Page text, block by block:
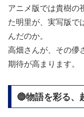
アニメ版では貴樹の
た明里が、実写版で
んだのか。
高畑さんが、その儚
期待が高まります。
🔵物語を彩る、